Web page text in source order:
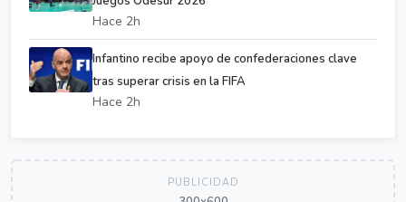
Hace 2h
Infantino recibe apoyo de confederaciones clave
tras superar crisis en la FIFA
Hace 2h
PUBLICIDAD